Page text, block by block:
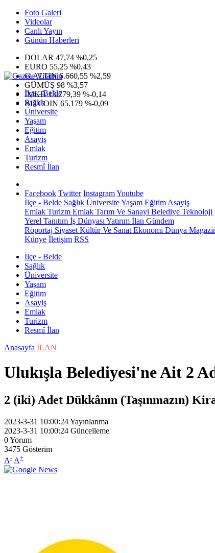
Foto Galeri
Videolar
Canlı Yayın
Günün Haberleri
DOLAR 47,74 %0,25
EURO 55,25 %0,43
G.ALTIN6.660,55 %2,59
GÜMÜŞ 98 %3,57
IMKB13.779,39 %-0,14
BITCOIN 65.179 %-0,09
İlçe - Belde
Sağlık
Üniversite
Yaşam
Eğitim
Asayiş
Emlak
Turizm
Resmî İlan
Facebook Twitter InstagramYoutube
İlçe - Belde Sağlık ÜniversiteYaşam Eğitim Asayiş
Emlak Turizm Emlak Tarım Ve Sanayi Belediye Teknoloji
Yerel Tanıtım İş Dünyası Yatırım İlan Gündem
Röportaj Siyaset Kültür Ve Sanat Ekonomi Dünya
Künye İletişim RSS
İlçe - Belde
Sağlık
Üniversite
Yaşam
Eğitim
Asayiş
Emlak
Turizm
Resmî İlan
Anasayfa İLAN
Ulukışla Belediyesi'ne Ait 2
2 (iki) Adet Dükkânın (Taşınmazın)
2023-3-31 10:00:24Yayınlanma
2023-3-31 10:00:24 Güncelleme
0Yorum
3475 Gösterim
A- A+